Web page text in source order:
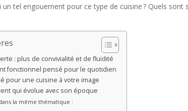
tel engouement pour ce type de cuisine ? Quels sont
: plus de convivialité et de fluidité
fonctionnel pensé pour le quotidien
pour une cuisine à votre image
qui évolue avec son époque
la même thématique :